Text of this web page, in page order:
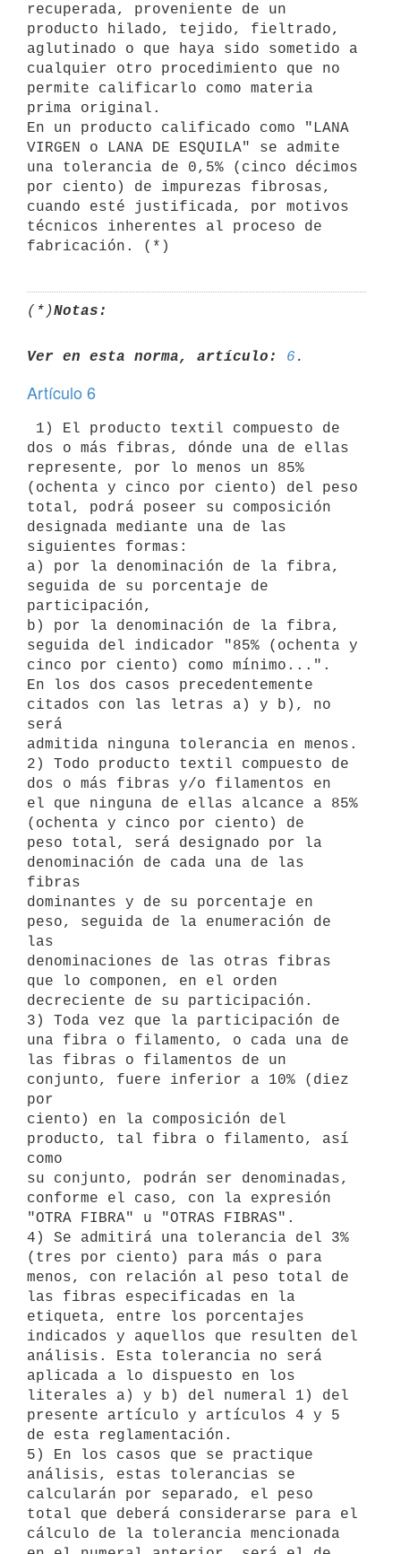
recuperada, proveniente de un
producto hilado, tejido, fieltrado,
aglutinado o que haya sido sometido a
cualquier otro procedimiento que no
permite calificarlo como materia
prima original.
En un producto calificado como "LANA
VIRGEN o LANA DE ESQUILA" se admite
una tolerancia de 0,5% (cinco décimos
por ciento) de impurezas fibrosas,
cuando esté justificada, por motivos
técnicos inherentes al proceso de
(*)Notas:
Ver en esta norma, artículo: 6
Artículo 6
dos o más fibras, dónde una de ellas
represente, por lo menos un 85%
(ochenta y cinco por ciento) del peso
total, podrá poseer su composición
designada mediante una de las
siguientes formas:
a) por la denominación de la fibra,
seguida de su porcentaje de
participación,
b) por la denominación de la fibra,
seguida del indicador "85% (ochenta y
cinco por ciento) como mínimo...".
En los dos casos precedentemente
citados con las letras a) y b), no
será
admitida ninguna tolerancia en menos.
2) Todo producto textil compuesto de
dos o más fibras y/o filamentos en
el que ninguna de ellas alcance a 85%
(ochenta y cinco por ciento) de
peso total, será designado por la
denominación de cada una de las
fibras
dominantes y de su porcentaje en
peso, seguida de la enumeración de
las
denominaciones de las otras fibras
que lo componen, en el orden
decreciente de su participación.
3) Toda vez que la participación de
una fibra o filamento, o cada una de
las fibras o filamentos de un
conjunto, fuere inferior a 10% (diez
por
ciento) en la composición del
producto, tal fibra o filamento, así
como
su conjunto, podrán ser denominadas,
conforme el caso, con la expresión
"OTRA FIBRA" u "OTRAS FIBRAS".
4) Se admitirá una tolerancia del 3%
(tres por ciento) para más o para
menos, con relación al peso total de
las fibras especificadas en la
etiqueta, entre los porcentajes
indicados y aquellos que resulten del
análisis. Esta tolerancia no será
aplicada a lo dispuesto en los
literales a) y b) del numeral 1) del
presente artículo y artículos 4 y 5
de esta reglamentación.
5) En los casos que se practique
análisis, estas tolerancias se
calcularán por separado, el peso
total que deberá considerarse para el
cálculo de la tolerancia mencionada